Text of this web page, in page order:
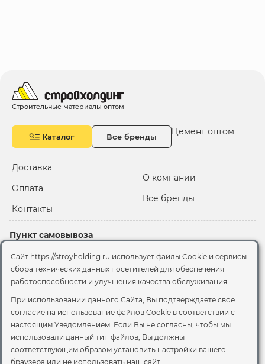
Строительные материалы оптом
Каталог Все бренды Цемент оптом
Доставка
Оплата
Контакты
О компании
Все бренды
Пункт самовывоза
2-й Иртышский проезд,
территория 2А стр.3
Офис
Москва, ул. Вятская, 49с1
© 2026 Стройхолдинг | г. Москва
Договор оферта
Политика конфиденциальности
Сайт https://stroyholding.ru использует файлы Cookie и сервисы
сбора технических данных посетителей для обеспечения
работоспособности и улучшения качества обслуживания.
При использовании данного Сайта, Вы подтверждаете свое
согласие на использование файлов Cookie в соответствии с
настоящим Уведомлением. Если Вы не согласны, чтобы мы
использовали данный тип файлов, Вы должны
соответствующим образом установить настройки вашего
браузера или не использовать наш сайт.